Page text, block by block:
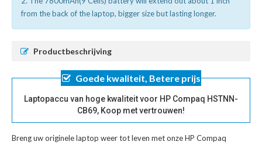
from the back of the laptop, bigger size but lasting longer.
Productbeschrijving
Goede kwaliteit, Betere prijs
Laptopaccu van hoge kwaliteit voor HP Compaq HSTNN-
CB69, Koop met vertrouwen!
Breng uw originele laptop weer tot leven met onzeHP Compaq